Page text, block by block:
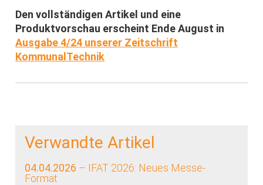
Den vollständigen Artikel und eine
Produktvorschau erscheint Ende August in
Ausgabe 4/24 unserer Zeitschrift
KommunalTechnik
Verwandte Artikel
04.04.2026 – IFAT 2026: Neues Messe-
Format